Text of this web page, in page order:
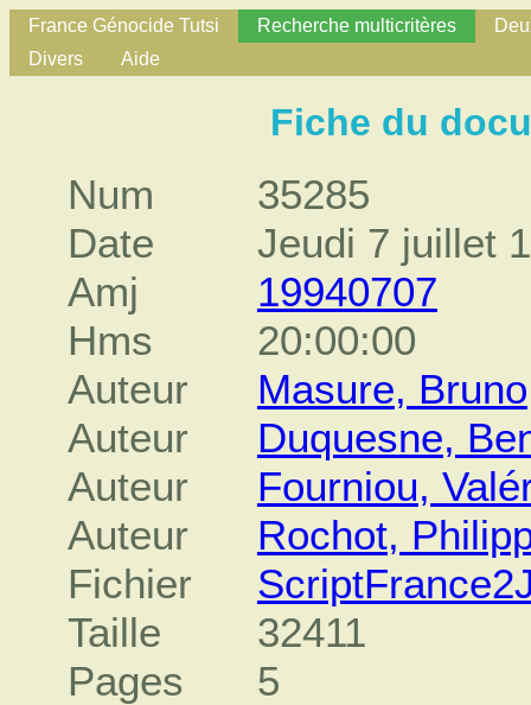
France Génocide Tutsi Recherche multicritères
Divers
Aide
Fiche du
Num
35285
Date
Jeudi 7 juillet
Amj
19940707
Hms
20:00:00
Auteur
Masure, Bruno
Auteur
Duquesne,
Auteur
Fourniou,
Auteur
Rochot,
Fichier
Taille
32411
Pages
5